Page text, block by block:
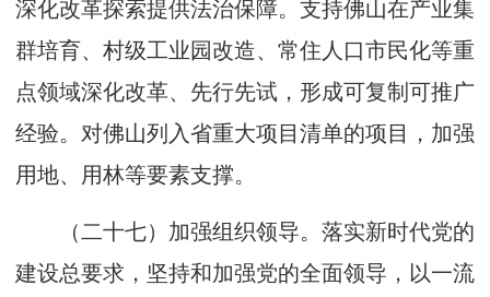
深化改革探索提供法治保障。支持佛山在产业集
群培育、村级工业园改造、常住人口市民化等重
点领域深化改革、先行先试，形成可复制可推广
经验。对佛山列入省重大项目清单的项目，加强
用地、用林等要素支撑。
（二十七）加强组织领导。落实新时代党的
建设总要求，坚持和加强党的全面领导，以一流